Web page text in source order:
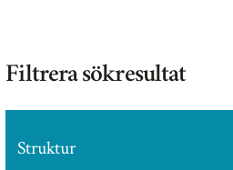
Filtrera sökresultat
Struktur